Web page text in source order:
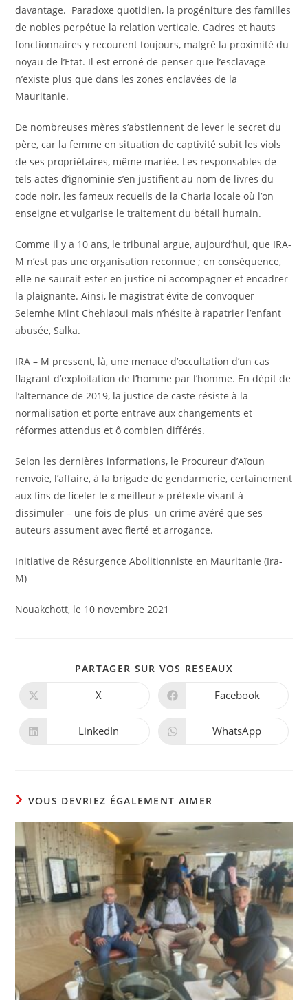
davantage. Paradoxe quotidien, la progéniture des familles
de nobles perpétue la relation verticale. Cadres et hauts
fonctionnaires y recourent toujours, malgré la proximité du
noyau de l’Etat. Il est erroné de penser que l’esclavage
n’existe plus que dans les zones enclavées de la
Mauritanie.
De nombreuses mères s’abstiennent de lever le secret du
père, car la femme en situation de captivité subit les viols
de ses propriétaires, même mariée. Les responsables de
tels actes d’ignominie s’en justifient au nom de livres du
code noir, les fameux recueils de la Charia locale où l’on
enseigne et vulgarise le traitement du bétail humain.
Comme il y a 10 ans, le tribunal argue, aujourd’hui, que IRA-
M n’est pas une organisation reconnue ; en conséquence,
elle ne saurait ester en justice ni accompagner et encadrer
la plaignante. Ainsi, le magistrat évite de convoquer
Selemhe Mint Chehlaoui mais n’hésite à rapatrier l’enfant
abusée, Salka.
IRA – M pressent, là, une menace d’occultation d’un cas
flagrant d’exploitation de l’homme par l’homme. En dépit de
l’alternance de 2019, la justice de caste résiste à la
normalisation et porte entrave aux changements et
réformes attendus et ô combien différés.
Selon les dernières informations, le Procureur d’Aïoun
renvoie, l’affaire, à la brigade de gendarmerie, certainement
aux fins de ficeler le « meilleur » prétexte visant à
dissimuler – une fois de plus- un crime avéré que ses
auteurs assument avec fierté et arrogance.
Initiative de Résurgence Abolitionniste en Mauritanie (Ira-
M)
Nouakchott, le 10 novembre 2021
PARTAGER SUR VOS RESEAUX
Ouvrir
autre
fenêtre
X Ouvrir
autre
fenêtre
Facebook
Ouvrir
LinkedIn Ouvrir
WhatsApp
VOUS DEVRIEZ ÉGALEMENT AIMER